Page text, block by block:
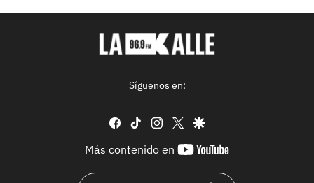
Síguenos en:
facebook
tiktok instagram
twittergoogle
Más contenido en
youtube-